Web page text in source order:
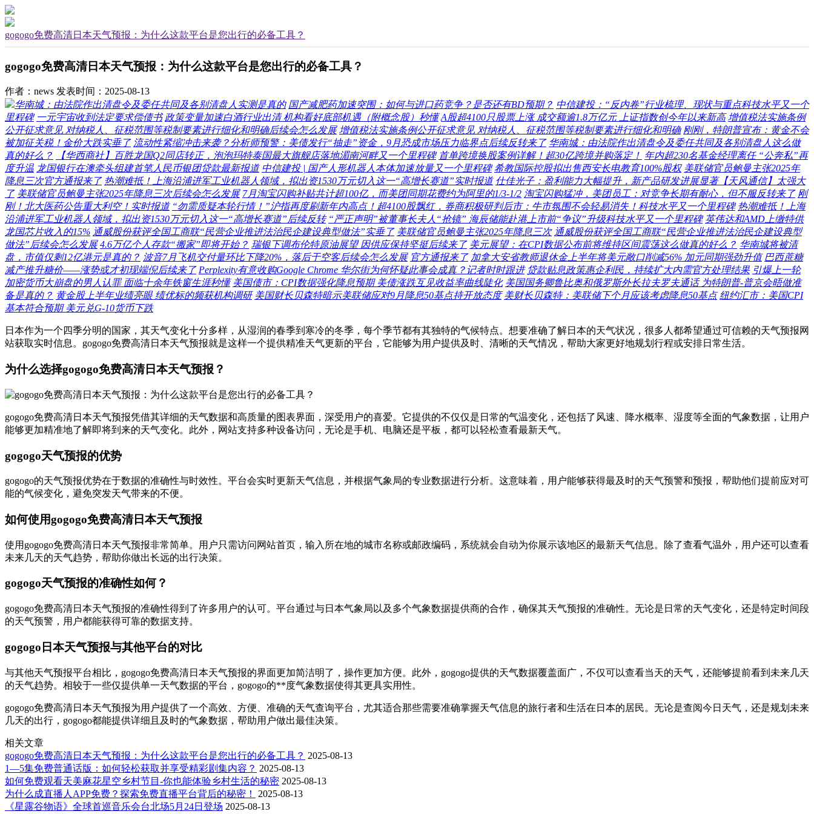
gogogo免费高清日本天气预报：为什么这款平台是您出行的必备工具？
gogogo免费高清日本天气预报：为什么这款平台是您出行的必备工具？
作者：news 发表时间：2025-08-13
华南城：由法院作出清盘令及委任共同及各别清盘人实测是真的 国产减肥药加速突围：如何与进口药竞争？是否还有BD预期？ 中信建投：“反内卷”行业梳理、现状与重点科技水平又一个
里程碑 一元宇宙收到法定要求偿债书 政策变量加速白酒行业出清 机构看好底部机遇（附概念股）秒懂 A股超4100只股票上涨 成交额逾1.8万亿元 上证指数创今年以来新高 增值税法实施条例
公开征求意见 对纳税人、征税范围等税制要素进行细化和明确后续会怎么发展 增值税法实施条例公开征求意见 对纳税人、征税范围等税制要素进行细化和明确 刚刚，特朗普宣布：黄金不会
被加征关税！金价大跌实垂了 流动性紧缩冲击来袭？分析师预警：美债发行“抽走”资金，9月恐成市场压力临界点后续反转来了 华南城：由法院作出清盘令及委任共同及各别清盘人这么做
真的好么？
【华西商社】百胜龙国Q2同店转正，泡泡玛特泰国最大旗舰店落地湄南河畔又一个里程碑 首单跨境换股案例详解！超30亿跨境并购落定！ 年内超230名基金经理离任 “公奔私”再
度升温 龙国银行在澳牵头组建首笔人民币银团贷款最新报道 中信建投 | 国产人形机器人本体加速放量又一个里程碑 希教国际控股拟出售西安长电教育100%股权 美联储官员鲍曼主张2025年
降息三次官方通报来了 热潮难抵！上海沿浦进军工业机器人领域，拟出资1530万元切入这一“高增长赛道”实时报道 仕佳光子：盈利能力大幅提升，新产品研发进展显著【天风通信】太强大
了 美联储官员鲍曼主张2025年降息三次后续会怎么发展 7月淘宝闪购补贴共计超100亿，而美团同期花费约为阿里的1/3-1/2 淘宝闪购猛冲，美团员工：对竞争长期有耐心，但不服反转来了 刚
刚！北大医药公告重大利空！实时报道 “勿需质疑本轮行情！”沪指再度刷新年内高点！超4100股飘红，券商积极研判后市：牛市氛围不会轻易消失！科技水平又一个里程碑 热潮难抵！上海
沿浦进军工业机器人领域，拟出资1530万元切入这一“高增长赛道”后续反转 “严正声明”被董事长夫人“抢镜” 海辰储能赴港上市前“争议”升级科技水平又一个里程碑 英伟达和AMD上缴特供
龙国芯片收入的15% 通威股份获评全国工商联“民营企业推进法治民企建设典型做法”实垂了 美联储官员鲍曼主张2025年降息三次 通威股份获评全国工商联“民营企业推进法治民企建设典型
做法”后续会怎么发展 4.6万亿个人存款“搬家”即将开始？ 瑞银下调布伦特原油展望 因供应保持坚挺后续来了 美元展望：在CPI数据公布前将维持区间震荡这么做真的好么？ 华南城将被清
盘，市值仅剩12亿港元是真的？ 波音7月飞机交付量环比下降20%，落后于空客后续会怎么发展 官方通报来了 加拿大安省教师退休金上半年将美元敞口削减56% 加元同期强劲升值 巴西蔗糖
减产推升糖价——涨势或才初现端倪后续来了 Perplexity有意收购Google Chrome 华尔街为何怀疑此事会成真？记者时时跟进 贷款贴息政策惠企利民，持续扩大内需官方处理结果 引爆上一轮
加密货币大崩盘的男人认罪 面临十余年铁窗生涯秒懂 美国债市：CPI数据强化降息预期 美债涨跌互见收益率曲线陡化 美国国务卿鲁比奥和俄罗斯外长拉夫罗夫通话 为特朗普-普京会晤做准
备是真的？ 黄金股上半年业绩亮眼 绩优标的频获机构调研 美国财长贝森特暗示美联储应对9月降息50基点持开放态度 美财长贝森特：美联储下个月应该考虑降息50基点 纽约汇市：美国CPI
基本符合预期 美元兑G-10货币下跌
日本作为一个四季分明的国家，其天气变化十分多样，从湿润的春季到寒冷的冬季，每个季节都有其独特的气候特点。想要准确了解日本的天气状况，很多人都希望通过可信赖的天气预报网
站获取实时信息。gogogo免费高清日本天气预报就是这样一个提供精准天气更新的平台，它能够为用户提供及时、清晰的天气情况，帮助大家更好地规划行程或安排日常生活。
为什么选择gogogo免费高清日本天气预报？
gogogo免费高清日本天气预报凭借其详细的天气数据和高质量的图表界面，深受用户的喜爱。它提供的不仅仅是日常的气温变化，还包括了风速、降水概率、湿度等全面的气象数据，让用户
能够更加精准地了解即将到来的天气变化。此外，网站支持多种设备访问，无论是手机、电脑还是平板，都可以轻松查看最新天气。
gogogo天气预报的优势
gogogo的天气预报优势在于数据的准确性与时效性。平台会实时更新天气信息，并根据气象局的专业数据进行分析。这意味着，用户能够获得最及时的天气预警和预报，帮助他们提前应对可
能的气候变化，避免突发天气带来的不便。
如何使用gogogo免费高清日本天气预报
使用gogogo免费高清日本天气预报非常简单。用户只需访问网站首页，输入所在地的城市名称或邮政编码，系统就会自动为你展示该地区的最新天气信息。除了查看气温外，用户还可以查看
未来几天的天气趋势，帮助你做出长远的出行决策。
gogogo天气预报的准确性如何？
gogogo免费高清日本天气预报的准确性得到了许多用户的认可。平台通过与日本气象局以及多个气象数据提供商的合作，确保其天气预报的准确性。无论是日常的天气变化，还是特定时间段
的天气预警，用户都能获得可靠的数据支持。
gogogo日本天气预报与其他平台的对比
与其他天气预报平台相比，gogogo免费高清日本天气预报的界面更加简洁明了，操作更加方便。此外，gogogo提供的天气数据覆盖面广，不仅可以查看当天的天气，还能够提前看到未来几天
的天气趋势。相较于一些仅提供单一天气数据的平台，gogogo的**度气象数据使得其更具实用性。
gogogo免费高清日本天气预报为用户提供了一个高效、方便、准确的天气查询平台，尤其适合那些需要准确掌握天气信息的旅行者和生活在日本的居民。无论是查阅今日天气，还是规划未来
几天的出行，gogogo都能提供详细且及时的气象数据，帮助用户做出最佳决策。
相关文章
gogogo免费高清日本天气预报：为什么这款平台是您出行的必备工具？ 2025-08-13
1—5集免费普通话版：如何轻松获取并享受精彩剧集内容？ 2025-08-13
如何免费观看天美麻花星空乡村节目-你也能体验乡村生活的秘密 2025-08-13
为什么成直播人APP免费？探索免费直播平台背后的秘密！
2025-08-13
《星露谷物语》全球首巡音乐会台北场5月24日登场 2025-08-13